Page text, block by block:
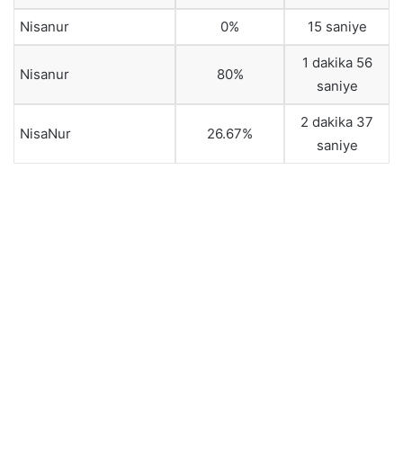
Nisanur 0% 15 saniye
Nisanur 80%
1 dakika 56
saniye
NisaNur 26.67%
2 dakika 37
saniye